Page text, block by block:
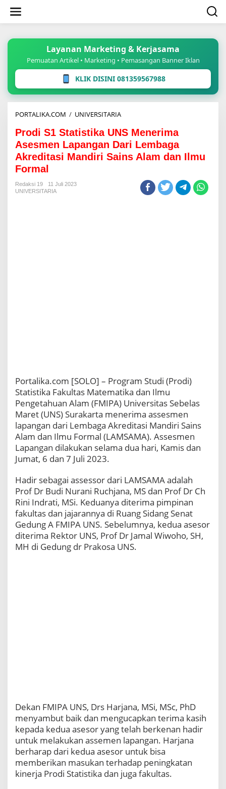
konten
Layanan Marketing & Kerjasama
Pemuatan Artikel • Marketing • Pemasangan Banner Iklan
KLIK DISINI 081359567988
PORTALIKA.COM / UNIVERSITARIAProdi
Statistika
UNS
Menerima
Asesmen
Lembaga
Akreditasi
Prodi S1 Statistika UNS Menerima
Asesmen Lapangan Dari Lembaga
Akreditasi Mandiri Sains Alam dan Ilmu
Formal
Redaksi 19
11 Juli 2023
UNIVERSITARIA
Portalika.com [SOLO] – Program Studi (Prodi)
Statistika Fakultas Matematika dan Ilmu
Pengetahuan Alam (FMIPA) Universitas Sebelas
Maret (UNS) Surakarta menerima assesmen
lapangan dari Lembaga Akreditasi Mandiri Sains
Alam dan Ilmu Formal (LAMSAMA). Assesmen
Lapangan dilakukan selama dua hari, Kamis dan
Jumat, 6 dan 7 Juli 2023.
Hadir sebagai assessor dari LAMSAMA adalah
Prof Dr Budi Nurani Ruchjana, MS dan Prof Dr Ch
Rini Indrati, MSi. Keduanya diterima pimpinan
fakultas dan jajarannya di Ruang Sidang Senat
Gedung A FMIPA UNS. Sebelumnya, kedua asesor
diterima Rektor UNS, Prof Dr Jamal Wiwoho, SH,
MH di Gedung dr Prakosa UNS.
Dekan FMIPA UNS, Drs Harjana, MSi, MSc, PhD
menyambut baik dan mengucapkan terima kasih
kepada kedua asesor yang telah berkenan hadir
untuk melakukan assemen lapangan. Harjana
berharap dari kedua asesor untuk bisa
memberikan masukan terhadap peningkatan
kinerja Prodi Statistika dan juga fakultas.